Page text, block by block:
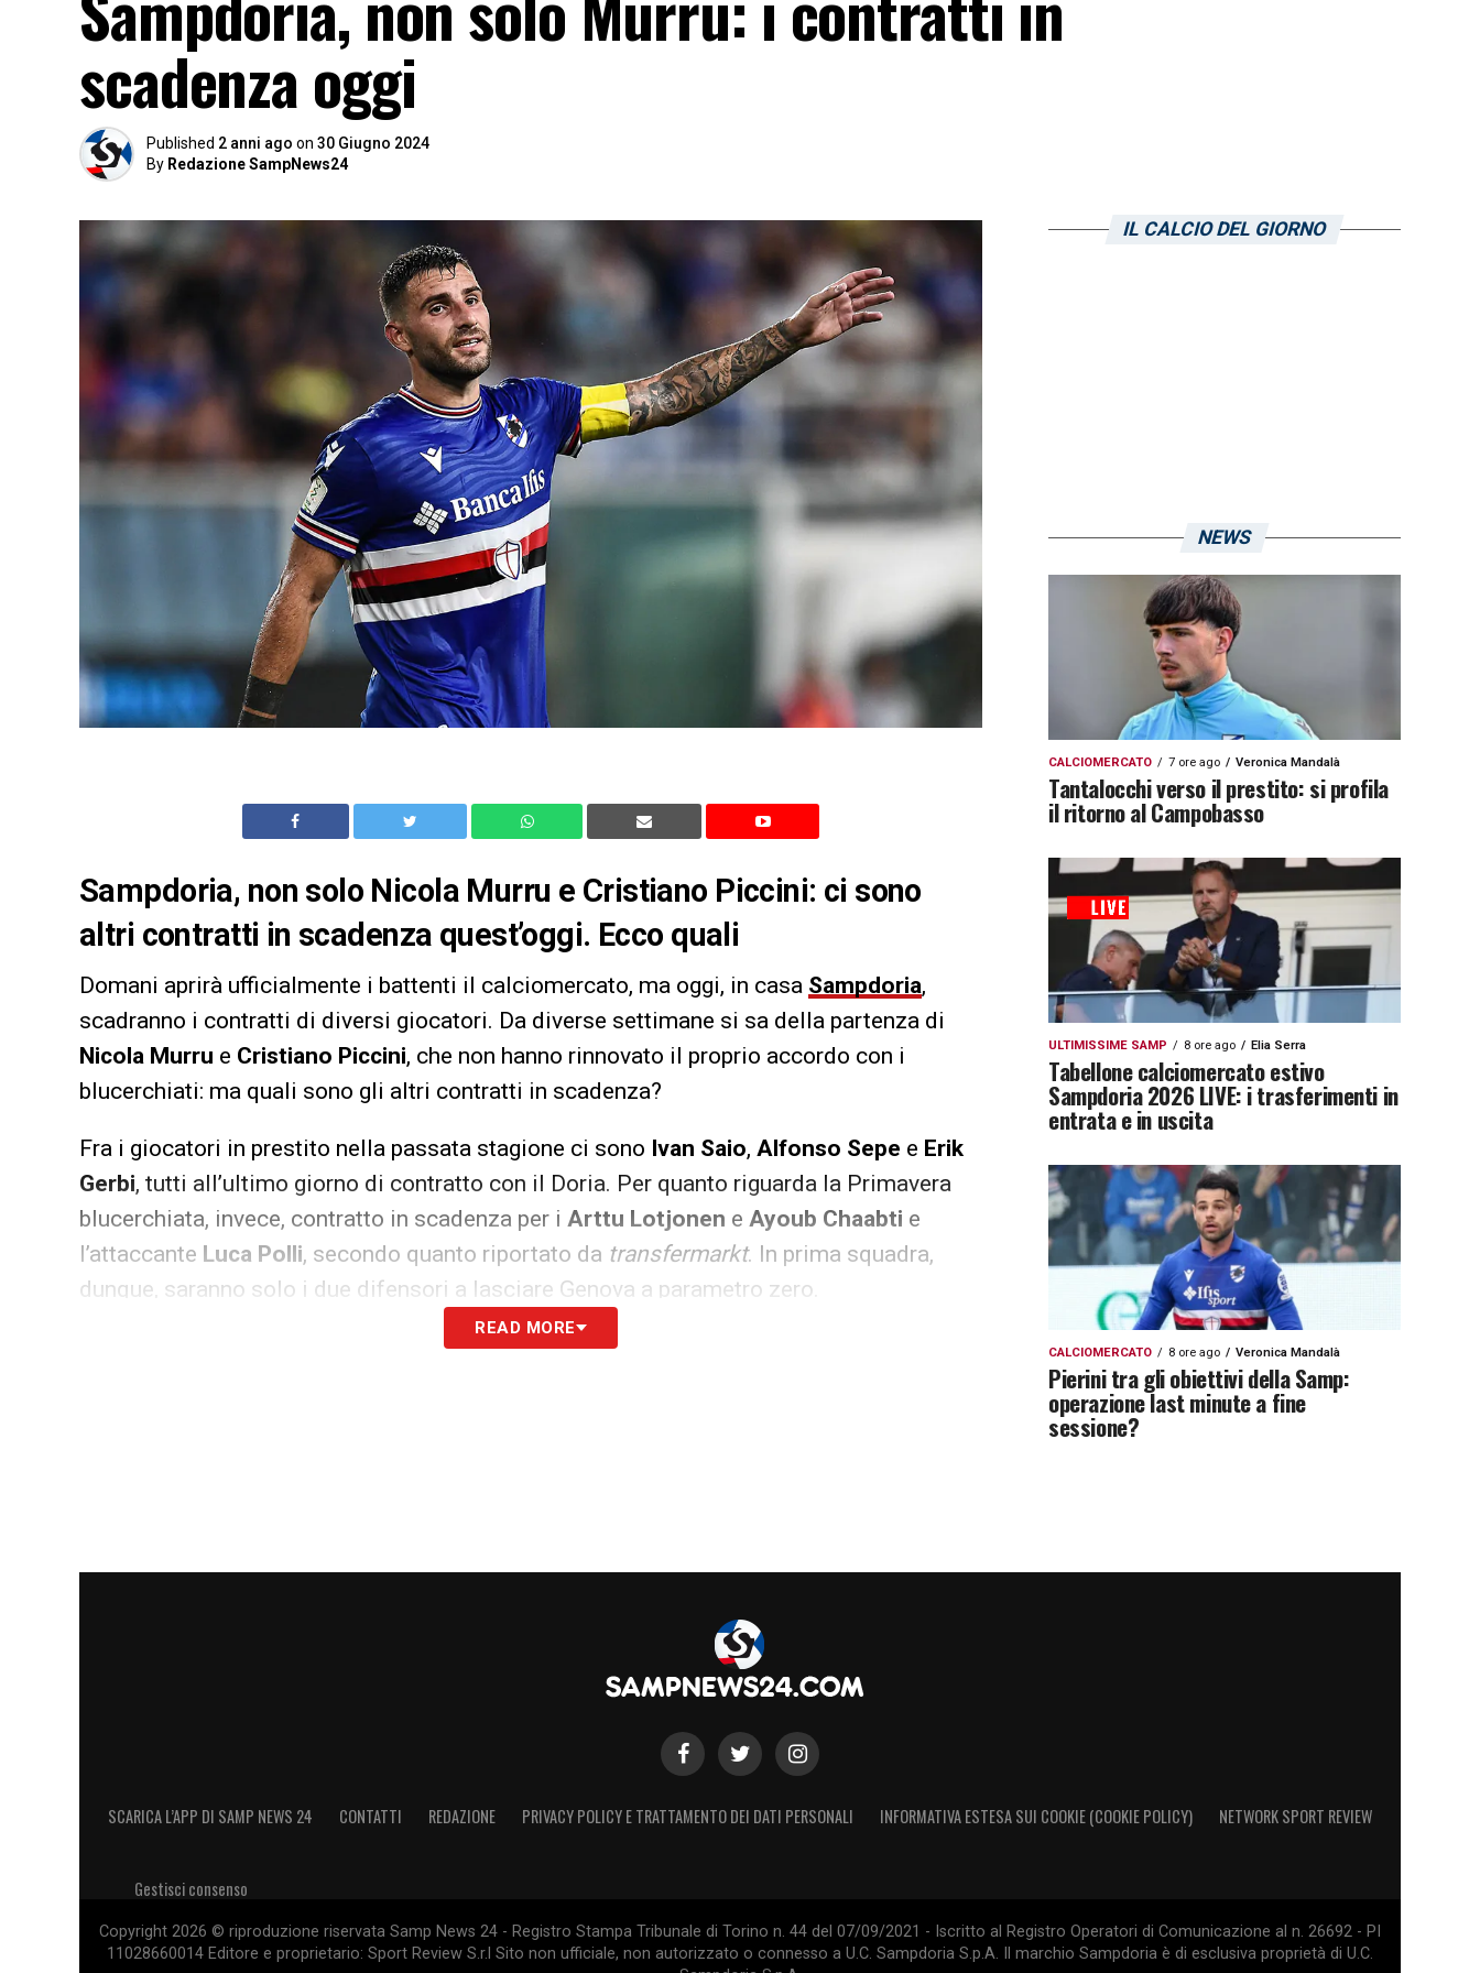
scadenza oggi
Published 2 anni ago on 30 Giugno 2024
By Redazione SampNews24
Sampdoria, non solo Nicola Murru e Cristiano Piccini: ci sono
altri contratti in scadenza quest’oggi. Ecco quali
Domani aprirà ufficialmente i battenti il calciomercato, ma oggi, in casa Sampdoria,
scadranno i contratti di diversi giocatori. Da diverse settimane si sa della partenza di
Nicola Murru e Cristiano Piccini, che non hanno rinnovato il proprio accordo con i
blucerchiati: ma quali sono gli altri contratti in scadenza?
Fra i giocatori in prestito nella passata stagione ci sono Ivan Saio, Alfonso Sepe e Erik
Gerbi, tutti all’ultimo giorno di contratto con il Doria. Per quanto riguarda la Primavera
blucerchiata, invece, contratto in scadenza per i Arttu Lotjonen e Ayoub Chaabti e
l’attaccante Luca Polli, secondo quanto riportato da transfermarkt. In prima squadra,
dunque, saranno solo i due difensori a lasciare Genova a parametro zero.
LA PLAYLIST DELLE NOSTRE TOP NEWS
READ MORE
IL CALCIO DEL GIORNO
NEWS
CALCIOMERCATO 7 ore ago Veronica Mandalà
Tantalocchi verso il prestito: si profila
il ritorno al Campobasso
ULTIMISSIME SAMP 8 ore ago Elia Serra
Tabellone calciomercato estivo
Sampdoria 2026 LIVE: i trasferimenti in
entrata e in uscita
CALCIOMERCATO 8 ore ago Veronica Mandalà
Pierini tra gli obiettivi della Samp:
operazione last minute a fine
sessione?
SCARICA L’APP DI SAMP NEWS 24 CONTATTI REDAZIONE PRIVACY POLICY E TRATTAMENTO DEI DATI PERSONALI INFORMATIVA ESTESA SUI COOKIE (COOKIE POLICY) NETWORK SPORT REVIEW
Gestisci consenso
Copyright 2026 © riproduzione riservata Samp News 24 - Registro Stampa Tribunale di Torino n. 44 del 07/09/2021 - Iscritto al Registro Operatori di Comunicazione al n. 26692 - PI
11028660014 Editore e proprietario: Sport Review S.r.l Sito non ufficiale, non autorizzato o connesso a U.C. Sampdoria S.p.A. Il marchio Sampdoria è di esclusiva proprietà di U.C.